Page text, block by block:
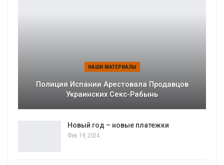
НАШИ МАТЕРИАЛЫ
Полиция Испании Арестовала Продавцов
Украинских Секс-Рабынь
Новый год – новые платежки
Фев 19, 2024